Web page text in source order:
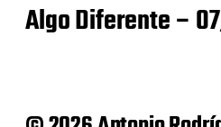
Algo Diferente –